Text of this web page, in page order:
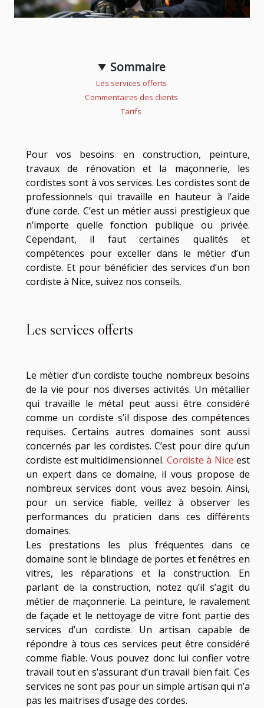
Sommaire
Les services offerts
Commentaires des clients
Tarifs
Pour vos besoins en construction, peinture,
travaux de rénovation et la maçonnerie, les
cordistes sont à vos services. Les cordistes sont de
professionnels qui travaille en hauteur à l’aide
d’une corde. C’est un métier aussi prestigieux que
n’importe quelle fonction publique ou privée.
Cependant, il faut certaines qualités et
compétences pour exceller dans le métier d’un
cordiste. Et pour bénéficier des services d’un bon
cordiste à Nice, suivez nos conseils.
Les services offerts
Le métier d’un cordiste touche nombreux besoins
de la vie pour nos diverses activités. Un métallier
qui travaille le métal peut aussi être considéré
comme un cordiste s’il dispose des compétences
requises. Certains autres domaines sont aussi
concernés par les cordistes. C’est pour dire qu’un
cordiste est multidimensionnel. Cordiste à Nice est
un expert dans ce domaine, il vous propose de
nombreux services dont vous avez besoin. Ainsi,
pour un service fiable, veillez à observer les
performances du praticien dans ces différents
domaines.
Les prestations les plus fréquentes dans ce
domaine sont le blindage de portes et fenêtres en
vitres, les réparations et la construction. En
parlant de la construction, notez qu’il s’agit du
métier de maçonnerie. La peinture, le ravalement
de façade et le nettoyage de vitre font partie des
services d’un cordiste. Un artisan capable de
répondre à tous ces services peut être considéré
comme fiable. Vous pouvez donc lui confier votre
travail tout en s’assurant d’un travail bien fait. Ces
services ne sont pas pour un simple artisan qui n’a
pas les maitrises d’usage des cordes.